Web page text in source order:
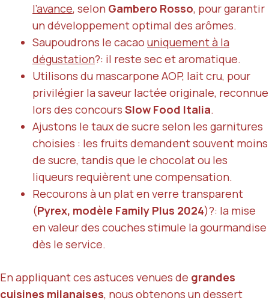
l’avance, selon Gambero Rosso, pour garantir
un développement optimal des arômes.
Saupoudrons le cacao uniquement à la
dégustation?: il reste sec et aromatique.
Utilisons du mascarpone AOP, lait cru, pour
privilégier la saveur lactée originale, reconnue
lors des concours Slow Food Italia.
Ajustons le taux de sucre selon les garnitures
choisies : les fruits demandent souvent moins
de sucre, tandis que le chocolat ou les
liqueurs requièrent une compensation.
Recourons à un plat en verre transparent
(Pyrex, modèle Family Plus 2024)?: la mise
en valeur des couches stimule la gourmandise
dès le service.
En appliquant ces astuces venues de grandes
cuisines milanaises, nous obtenons un dessert